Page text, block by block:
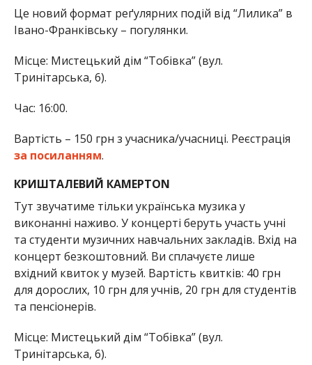
Це новий формат реґулярних подій від “Лилика” в
Івано-Франківську – погулянки.
Місце: Мистецький дім “Тобівка” (вул.
Тринітарська, 6).
Час: 16:00.
Вартість – 150 грн з учасника/учасниці. Реєстрація
за посиланням.
КРИШТАЛЕВИЙ КАМЕРТON
Тут звучатиме тільки українська музика у
виконанні наживо. У концерті беруть участь учні
та студенти музичних навчальних закладів. Вхід на
концерт безкоштовний. Ви сплачуєте лише
вхідний квиток у музей. Вартість квитків: 40 грн
для дорослих, 10 грн для учнів, 20 грн для студентів
та пенсіонерів.
Місце: Мистецький дім “Тобівка” (вул.
Тринітарська, 6).